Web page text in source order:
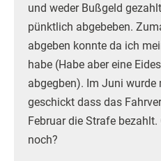
und weder Bußgeld
pünktlich abgebeben.
abgeben konnte da ich
habe (Habe aber eine
abgegben). Im Juni wurde
geschickt dass das
Februar die Strafe
noch?